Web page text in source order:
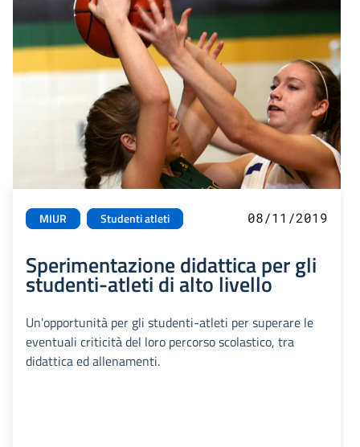
MIUR Studenti atleti 08/11/2019
Sperimentazione didattica per gli
studenti-atleti di alto livello
Un'opportunità per gli studenti-atleti per superare le
eventuali criticità del loro percorso scolastico, tra
didattica ed allenamenti.